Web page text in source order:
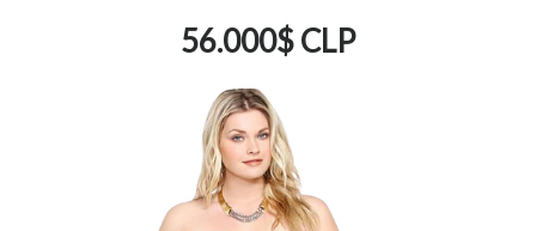
56.000$ CLP